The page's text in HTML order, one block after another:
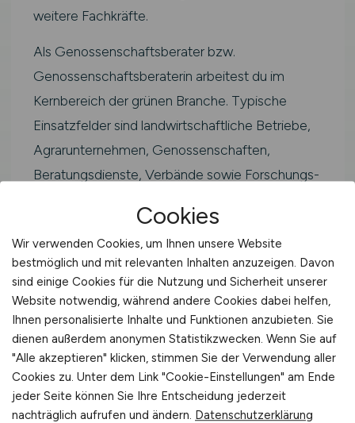
weitere Fachkräfte.
Als Genossenschaftsberater bzw.
Genossenschaftsberaterin arbeitest du im
Kernbereich der grünen Branche. Typische
Einsatzfelder sind landwirtschaftliche Betriebe,
Agrarunternehmen, Genossenschaften,
Beratungsdienste, Verbände sowie Forschungs-
Der Fachkräftebedarf in der Landwirtschaft ist
laut Bundesagentur für Arbeit
überdurchschnittlich hoch und betrifft alle
Regionen Deutschlands – auch rund um
Ilmenau. Der Einstieg gelingt über Ausbildung,
duales Studium, Trainee-Programme,
Quereinstieg oder Weiterbildung.
Cookies
Wir verwenden Cookies, um Ihnen unsere Website
bestmöglich und mit relevanten Inhalten anzuzeigen. Davon
sind einige Cookies für die Nutzung und Sicherheit unserer
Website notwendig, während andere Cookies dabei helfen,
Ihnen personalisierte Inhalte und Funktionen anzubieten. Sie
dienen außerdem anonymen Statistikzwecken. Wenn Sie auf
"Alle akzeptieren" klicken, stimmen Sie der Verwendung aller
Cookies zu. Unter dem Link "Cookie-Einstellungen" am Ende
jeder Seite können Sie Ihre Entscheidung jederzeit
nachträglich aufrufen und ändern. Datenschutzerklärung